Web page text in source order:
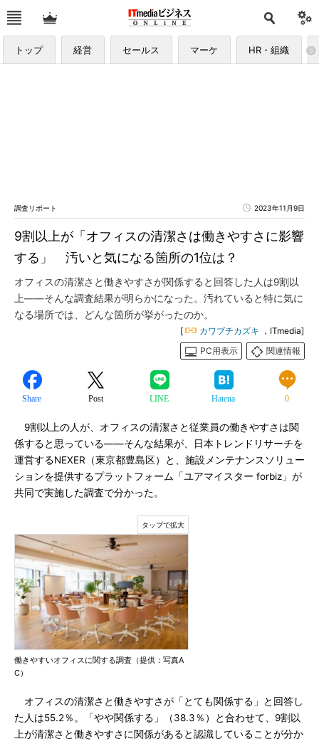
トップ 経営 セールス マーケ HR・組織
調査リポート 2023年11月9日
9割以上が「オフィスの清潔さは働きやすさに影響
する」 汚いと気になる箇所の1位は？
オフィスの清潔さと働きやすさが関係すると回答した人は9割以
上――そんな調査結果が明らかになった。汚れていると特に気に
なる場所では、どんな箇所が挙がったのか。
[ カワブチカズキ ，ITmedia]
PC用表示
関連情報
Share Post LINE Hatena 0
9割以上の人が、オフィスの清潔さと従業員の働きやすさは関
係すると思っている――そんな結果が、日本トレンドリサーチを
運営するNEXER（東京都豊島区）と、施設メンテナンスソリュー
ションを提供するプラットフォーム「ユアマイスター forbiz」が
共同で実施した調査で分かった。
働きやすいオフィスに関する調査（提供：写真A
C）
オフィスの清潔さと働きやすさが「とても関係する」と回答し
た人は55.2％。「やや関係する」（38.3％）と合わせて、9割以
上が清潔さと働きやすさに関係があると認識していることが分か